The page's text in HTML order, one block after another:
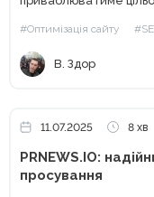
оптимізувати час,
#Оптимізація сайту
В. Здор
11.07.2025 8 хв
PRNEWS.IO:
просування